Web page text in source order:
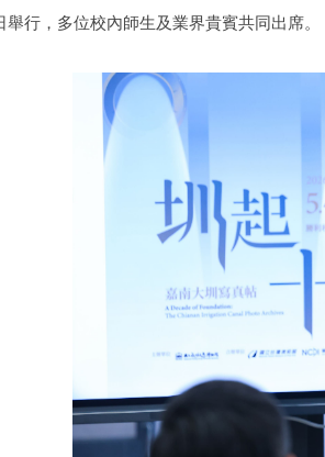
舉行，多位校內師生及業界貴賓共同出席。